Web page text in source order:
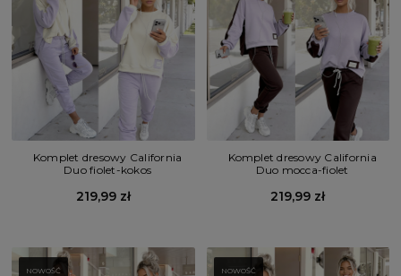
Komplet dresowy California
Duo fiolet-kokos
219,99 zł
Komplet dresowy California
Duo mocca-fiolet
219,99 zł
NOWOŚĆ NOWOŚĆ